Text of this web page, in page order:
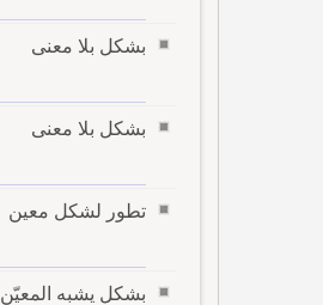
بشكل بلا معنى
بشكل بلا معنى
تطور لشكل معين
بشكل يشبه المعيّن